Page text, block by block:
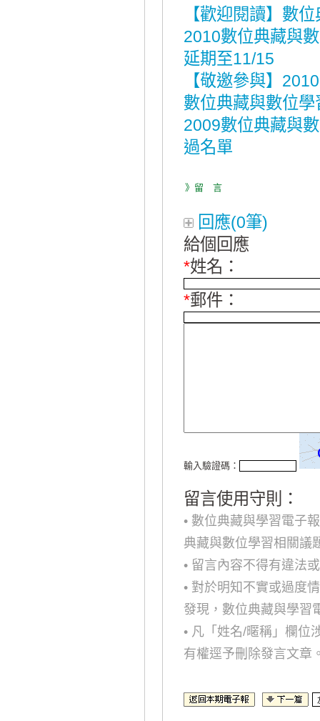
【歡迎閱讀】數
2010數位典藏與
延期至11/15
【敬邀參與】
數位典藏與數位
2009數位典藏與
過名單
》留 言
回應(0筆)
給個回應
*姓名：
*郵件：
輸入驗證碼：
留言使用守則：
• 數位典藏與學習電子
典藏與數位學習相關議
• 留言內容不得有違法
• 對於明知不實或過度
發現，數位典藏與學習
• 凡「姓名/暱稱」欄位
有權逕予刪除發言文章